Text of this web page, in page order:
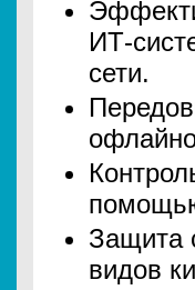
ИТ-
сети.
Защита
видов